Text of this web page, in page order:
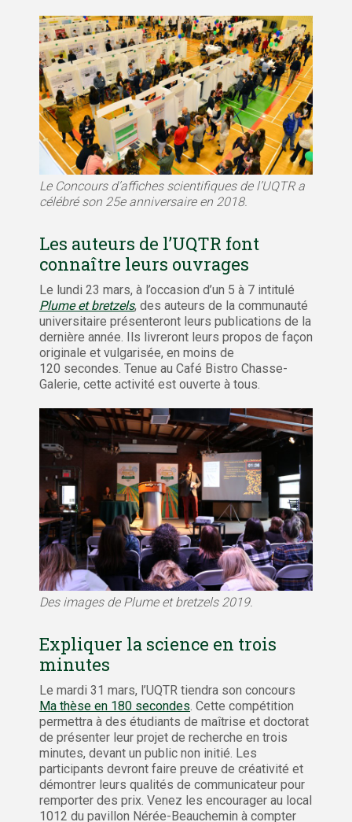
Le Concours d’affiches scientifiques de l’UQTR a
célébré son 25e anniversaire en 2018.
Les auteurs de l’UQTR font
connaître leurs ouvrages
Le lundi 23 mars, à l’occasion d’un 5 à 7 intitulé
Plume et bretzels, des auteurs de la communauté
universitaire présenteront leurs publications de la
dernière année. Ils livreront leurs propos de façon
originale et vulgarisée, en moins de
120 secondes. Tenue au Café Bistro Chasse-
Galerie, cette activité est ouverte à tous.
Des images de Plume et bretzels 2019.
Expliquer la science en trois
minutes
Le mardi 31 mars, l’UQTR tiendra son concours
Ma thèse en 180 secondes. Cette compétition
permettra à des étudiants de maîtrise et doctorat
de présenter leur projet de recherche en trois
minutes, devant un public non initié. Les
participants devront faire preuve de créativité et
démontrer leurs qualités de communicateur pour
remporter des prix. Venez les encourager au local
1012 du pavillon Nérée-Beauchemin à compter